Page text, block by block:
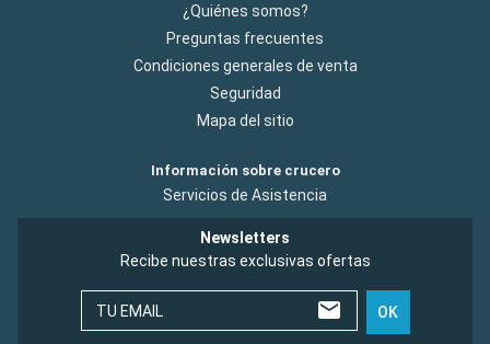
¿Quiénes somos?
Preguntas frecuentes
Condiciones generales de venta
Seguridad
Mapa del sitio
Información sobre crucero
Servicios de Asistencia
Newsletters
Recibe nuestras exclusivas ofertas
TU EMAIL OK